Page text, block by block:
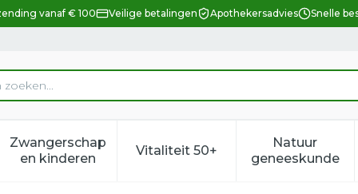
vanaf € 100 Veilige betalingen Apothekersadvies Snelle
verzorging en hygiëne categorie
voor Dieet, voeding en vitamines categorie
Zwangerschap
en kinderenToon submenu voor Zwangerschap en
Vitaliteit 50+Toon submenu voor
Natuur
geneeskunde
Toon